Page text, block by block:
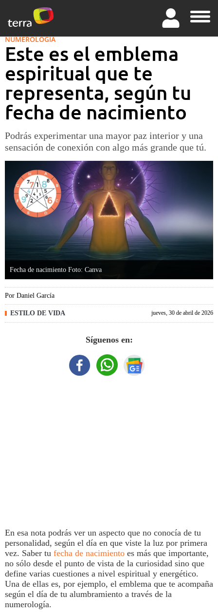
NUMEROLOGÍA
Este es el emblema
espiritual que te
representa, según tu
fecha de nacimiento
Podrás experimentar una mayor paz interior y una
sensación de conexión con algo más grande que tú.
Fecha de nacimiento Foto: Canva
ESTILO DE VIDA
Por Daniel García
jueves, 30 de abril de 2026
Síguenos en:
En esa nota podrás ver un aspecto que no conocía de tu
personalidad, según el día en que viste la luz por primera
vez. Saber tufecha de nacimientoes más que importante,
no sólo desde el punto de vista de la curiosidad sino que
define varias cuestiones a nivel espiritual y energético.
Una de ellas es, por ejemplo, el emblemaque te acompaña
según el día de tu alumbramiento a través de la
numerología.